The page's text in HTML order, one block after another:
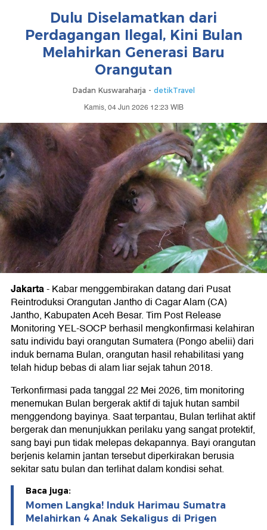
Dulu Diselamatkan dari
Perdagangan Ilegal, Kini Bulan
Melahirkan Generasi Baru
Orangutan
Dadan Kuswaraharja - detikTravel
Kamis, 04 Jun 2026 12:23 WIB
Jakarta-Kabar menggembirakan datang dari Pusat
Reintroduksi Orangutan Jantho di Cagar Alam (CA)
Jantho, Kabupaten Aceh Besar. Tim Post Release
Monitoring YEL-SOCP berhasil mengkonfirmasi kelahiran
satu individu bayi orangutan Sumatera (Pongo abelii) dari
induk bernama Bulan, orangutan hasil rehabilitasi yang
telah hidup bebas di alam liar sejak tahun 2018.
Terkonfirmasi pada tanggal 22 Mei 2026, tim monitoring
menemukan Bulan bergerak aktif di tajuk hutan sambil
menggendong bayinya. Saat terpantau, Bulan terlihat aktif
bergerak dan menunjukkan perilaku yang sangat protektif,
sang bayi pun tidak melepas dekapannya. Bayi orangutan
berjenis kelamin jantan tersebut diperkirakan berusia
sekitar satu bulan dan terlihat dalam kondisi sehat.
Baca juga:
Momen Langka! Induk Harimau Sumatra
Melahirkan 4 Anak Sekaligus di Prigen